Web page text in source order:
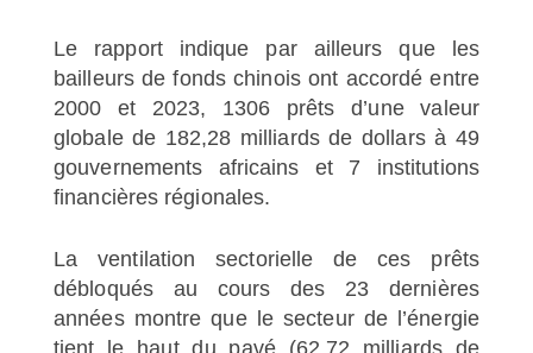
Le rapport indique par ailleurs que les
bailleurs de fonds chinois ont accordé entre
2000 et 2023, 1306 prêts d’une valeur
globale de 182,28 milliards de dollars à 49
gouvernements africains et 7 institutions
financières régionales.
La ventilation sectorielle de ces prêts
débloqués au cours des 23 dernières
années montre que le secteur de l’énergie
tient le haut du pavé (62,72 milliards de